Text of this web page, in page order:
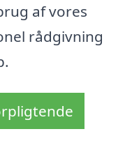
af vores
rådgivning